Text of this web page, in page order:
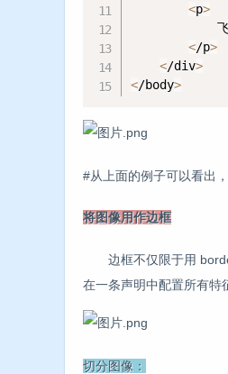
<p>
飞
</p>
</div>
</body>
#从上面的例子可以看出
将图像用作边框
边框不仅限于用
在一条声明中配置所有特
切分图像：